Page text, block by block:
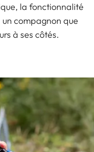
la fonctionnalité
compagnon que
à ses côtés.